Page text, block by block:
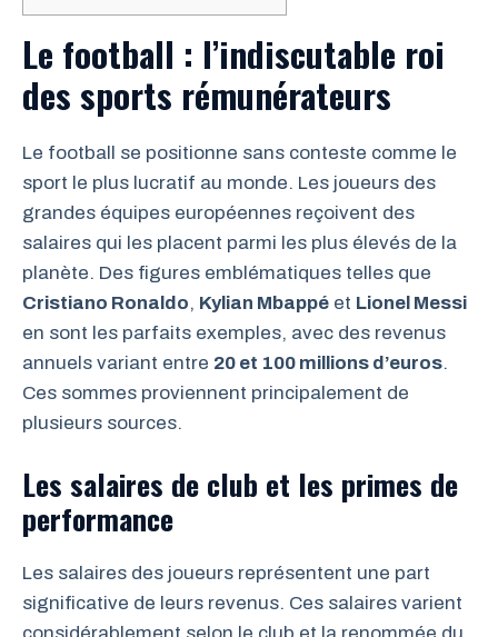
Le football : l’indiscutable roi
des sports rémunérateurs
Le football se positionne sans conteste comme le
sport le plus lucratif au monde. Les joueurs des
grandes équipes européennes reçoivent des
salaires qui les placent parmi les plus élevés de la
planète. Des figures emblématiques telles que
Cristiano Ronaldo, Kylian Mbappé et Lionel Messi
en sont les parfaits exemples, avec des revenus
annuels variant entre 20 et 100 millions d’euros.
Ces sommes proviennent principalement de
plusieurs sources.
Les salaires de club et les primes de
performance
Les salaires des joueurs représentent une part
significative de leurs revenus. Ces salaires varient
considérablement selon le club et la renommée du